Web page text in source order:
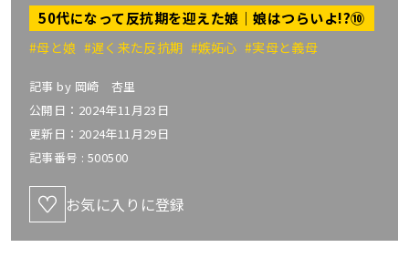
50代になって反抗期を迎えた娘｜娘はつらいよ!?⑩
#母と娘 #遅く来た反抗期 #嫉妬心#実母と義母
記事 by 岡崎 杏里
公開日：2024年11月23日
更新日：2024年11月29日
記事番号 : 500500
お気に入りに登録